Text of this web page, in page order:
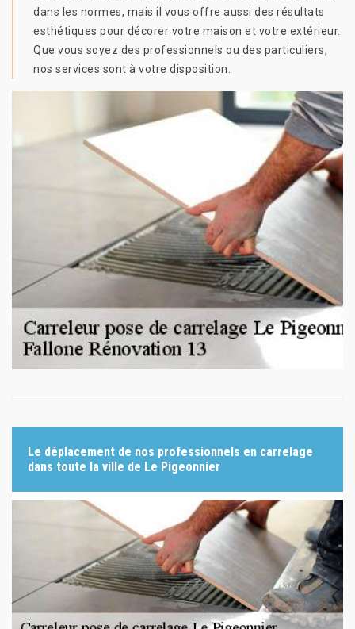
dans les normes, mais il vous offre aussi des résultats
esthétiques pour décorer votre maison et votre extérieur.
Que vous soyez des professionnels ou des particuliers,
nos services sont à votre disposition.
Le déplacement de nos professionnels en carrelage
dans toute la ville de Le Pigeonnier